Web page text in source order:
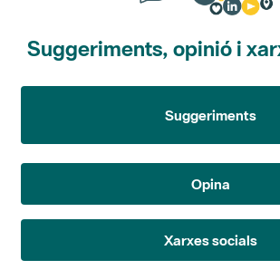
Suggeriments, opinió i
Suggeriments
Opina
Xarxes socials